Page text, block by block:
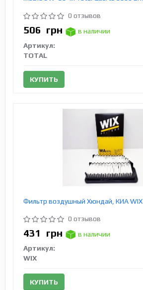
0 отзывов
506 грн
в наличии
Артикул:
TOTAL
КУПИТЬ
Фильтр воздушный Хюндай, КИА WIX
0 отзывов
431 грн
в наличии
Артикул:
WIX
КУПИТЬ